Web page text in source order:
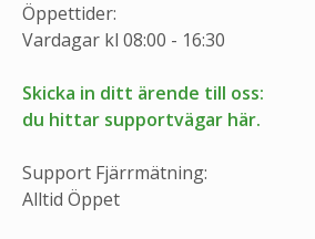
Öppettider:
Vardagar kl 08:00 - 16:30
Skicka in ditt ärende till oss:
du hittar supportvägar här.
Support Fjärrmätning:
Alltid Öppet